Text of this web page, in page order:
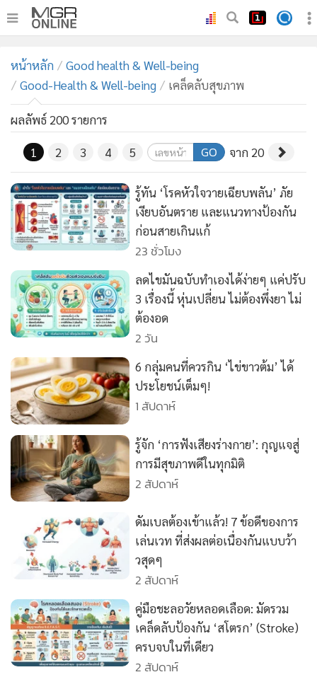
ทันเหตุการณ์
ภาคใต้
• ภูมิภาค
Online Section
บันเทิง
• ผู้จัดการรายวัน
• คอลัมนิสต์
• ละคร
• CbizReview
• Cyber BIZ
• ผู้จัดกวน
• Good health & Well-being
• Green Innovation & SD
• Management & HR
• MGR Live
• Infographic
• การเมือง
ท่องเที่ยว
• กีฬา
• ต่างประเทศ
Special Scoop
เศรษฐกิจ-ธุรกิจ
จีน
ชุมชน-คุณภาพชีวิต
• อาชญากรรม
• Motoring
• เกม
• วิทยาศาสตร์
หน้าหลัก
Good health & Well-being
Good-Health & Well-being
เคล็ดลับสุขภาพ
ผลลัพธ์ 200 รายการ
1 2 3 4 5 GO จาก 20
รู้ทัน ‘โรคหัวใจวายเฉียบพลัน’ ภัย
เงียบอันตราย และแนวทางป้องกัน
ก่อนสายเกินแก้
23 ชั่วโมง
ลดไขมันฉบับทำเองได้ง่ายๆ แค่ปรับ
3 เรื่องนี้ หุ่นเปลี่ยน ไม่ต้องพึ่งยา ไม่
ต้องอด
2 วัน
6 กลุ่มคนที่ควรกิน ‘ไข่ขาวต้ม’ ได้
ประโยชน์เต็มๆ!
1 สัปดาห์
รู้จัก ‘การฟังเสียงร่างกาย’: กุญแจสู่
การมีสุขภาพดีในทุกมิติ
2 สัปดาห์
ดัมเบลต้องเข้าแล้ว! 7 ข้อดีของการ
เล่นเวท ที่ส่งผลต่อเนื่องกันแบบว้า
วสุดๆ
2 สัปดาห์
คู่มือชะลอวัยหลอดเลือด: มัดรวม
เคล็ดลับป้องกัน ‘สโตรก’ (Stroke)
ครบจบในที่เดียว
2 สัปดาห์